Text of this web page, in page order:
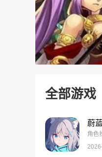
全部游戏
蔚
角色